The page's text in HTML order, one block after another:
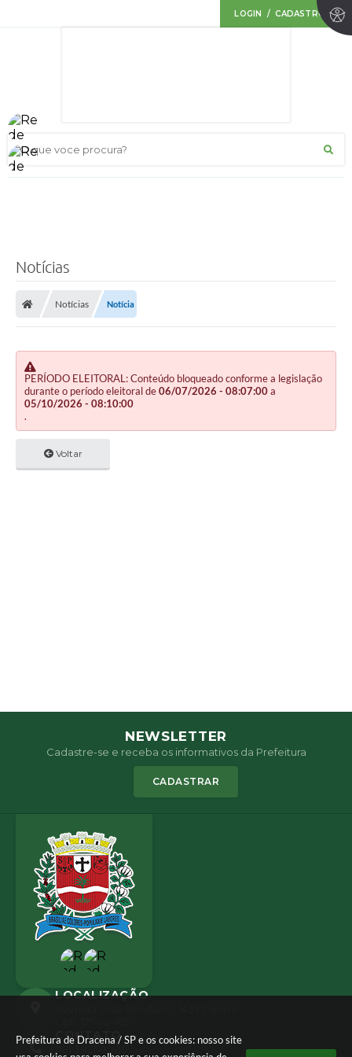
Prefeitura de Dracena / SP e os cookies: nosso site
LOGIN / CADASTRO
O que voce procura?
Notícias
Notícias Notícia
PERÍODO ELEITORAL: Conteúdo bloqueado conforme a legislação
durante o período eleitoral de06/07/2026 - 08:07:00a
05/10/2026 - 08:10:00
.
Voltar
NEWSLETTER
Cadastre-se e receba os informativos da Prefeitura
CADASTRAR
LOCALIZAÇÃO
CONTATO